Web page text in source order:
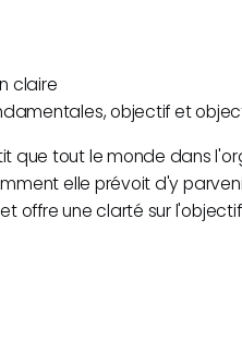
claire
objectif et
que tout le monde dans
elle prévoit d'y
offre une clarté sur